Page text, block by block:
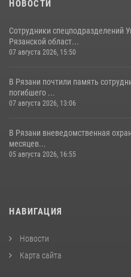
НОВОСТИ
Сотрудники спецподразделений
Рязанской област...
07 августа 2026, 15:50
В Рязани почтили память
погибшего ...
07 августа 2026, 13:06
В Рязани вневедомственная
месяцев...
05 августа 2026, 16:55
НАВИГАЦИЯ
Новости
Карта сайта